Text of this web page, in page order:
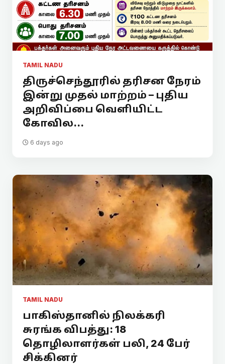
TAMIL NADU
திருச்செந்தூரில் தரிசன நேரம்
இன்று முதல் மாற்றம் – புதிய
அறிவிப்பை வெளியிட்ட
கோவில...
6 days ago
TAMIL NADU
பாகிஸ்தானில் நிலக்கரி
சுரங்க விபத்து: 18
தொழிலாளர்கள் பலி, 24 பேர்
சிக்கினர்